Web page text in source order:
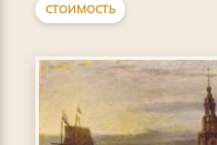
СТОИМОСТЬ